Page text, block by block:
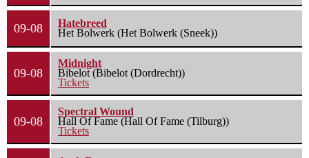
09-08
Hatebreed
Het Bolwerk (Het Bolwerk (Sneek))
09-08
Midnight
Bibelot (Bibelot (Dordrecht))
Tickets
09-08
Spectral Wound
Hall Of Fame (Hall Of Fame (Tilburg))
Tickets